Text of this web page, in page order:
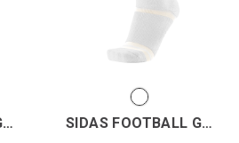
SIDAS FOOTBALL GRIP SOCKS SIDAS FOOTBALL GRIP SOCKS